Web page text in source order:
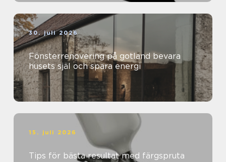
30. juli 2026
Fönsterrenovering på gotland bevara
husets själ och spara energi
15. juli 2026
Tips för bästa resultat med färgspruta